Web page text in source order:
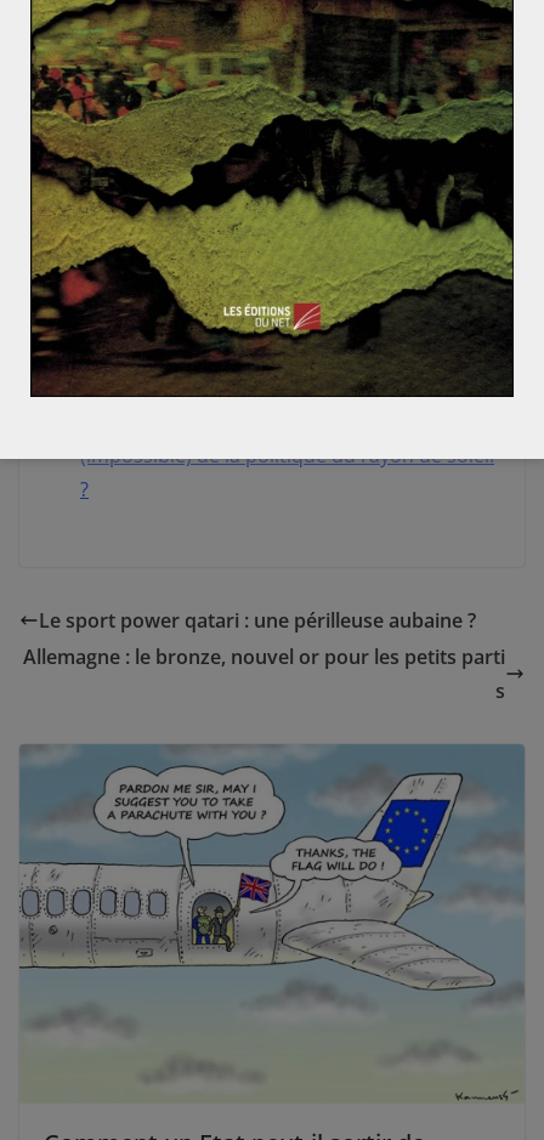
pourtant une étape nécessaire pour obtenir dans un
futur lointain un
désarmement complet . Pour l’heure,
quand on parle de l’arme nucléaire, la
communauté
internationale se focalise plutôt sur la Corée du Nord.
Le pays de Kim Jong-un est en effet responsable du
dernier essai nucléaire répertorié. Les
nucléaires du pays ne sont donc plus un fantasme,
mais bien une réalité.
Pour en savoir plus sur lerôle de l’arme
nucléaire sur l’échiquier mondial , consultez
notre dossier sur le sujet
Pour en savoir plus sur les
relations entre la
(impossible) de la politique du rayon de soleil
?
Le sport power qatari : une périlleuse aubaine ?
Allemagne : le bronze, nouvel or pour les petits parti
s